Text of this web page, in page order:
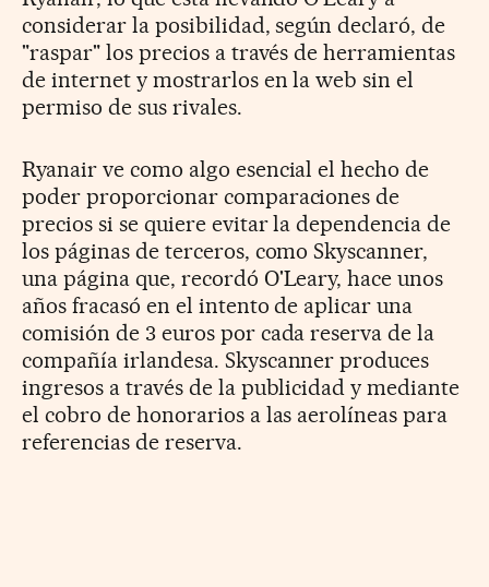
considerar la posibilidad, según declaró, de
"raspar" los precios a través de herramientas
de internet y mostrarlos en la web sin el
permiso de sus rivales.
Ryanair ve como algo esencial el hecho de
poder proporcionar comparaciones de
precios si se quiere evitar la dependencia de
los páginas de terceros, como Skyscanner,
una página que, recordó O'Leary, hace unos
años fracasó en el intento de aplicar una
comisión de 3 euros por cada reserva de la
compañía irlandesa. Skyscanner produces
ingresos a través de la publicidad y mediante
el cobro de honorarios a las aerolíneas para
referencias de reserva.